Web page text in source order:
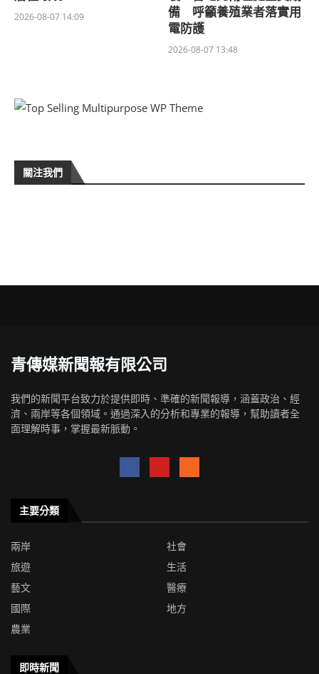
2026-08-07 14:09
備 呼籲養殖業者落實用
電防護
2026-08-07 13:48
關注我們
青傳媒新聞報有限公司
我們的新聞平台致力於提供即時、準確的新聞報導，涵蓋政治、經
濟、兩岸等各個領域。通過深入的分析和專業的報導，幫助讀者全
面理解時事，掌握最新脈動。
主要分類
兩岸
社會
旅遊
生活
藝文
醫療
國際
地方
農業
即時新聞